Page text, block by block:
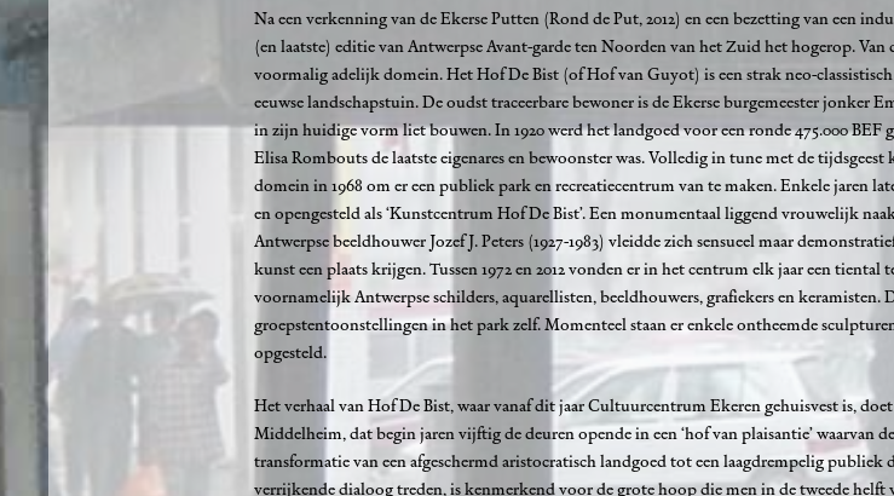
Na een verkenning van de Ekerse Putten (Rond de Put, 2012) en een bezetting van een
(en laatste) editie van Antwerpse Avant-garde ten Noorden van het Zuid het hogerop.
voormalig adelijk domein. Het Hof De Bist (of Hof van Guyot) is een strak neo-classistisch
eeuwse landschapstuin. De oudst traceerbare bewoner is de Ekerse burgemeester jonker
in zijn huidige vorm liet bouwen. In 1920 werd het landgoed voor een ronde 475.000 BEF
Elisa Rombouts de laatste eigenares en bewoonster was. Volledig in tune met de
domein in 1968 om er een publiek park en recreatiecentrum van te maken. Enkele jaren
en opengesteld als ‘Kunstcentrum Hof De Bist’. Een monumentaal liggend vrouwelijk
Antwerpse beeldhouwer Jozef J. Peters (1927-1983) vleidde zich sensueel maar
kunst een plaats krijgen. Tussen 1972 en 2012 vonden er in het centrum elk jaar een
voornamelijk Antwerpse schilders, aquarellisten, beeldhouwers, grafiekers en keramisten.
groepstentoonstellingen in het park zelf. Momenteel staan er enkele ontheemde
opgesteld.
Het verhaal van Hof De Bist, waar vanaf dit jaar Cultuurcentrum Ekeren gehuisvest is,
Middelheim, dat begin jaren vijftig de deuren opende in een ‘hof van plaisantie’ waarvan
transformatie van een afgeschermd aristocratisch landgoed tot een laagdrempelig
verrijkende dialoog treden, is kenmerkend voor de grote hoop die men in de tweede helft